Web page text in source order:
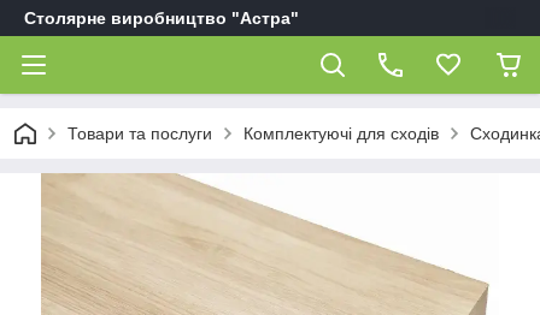
Столярне виробництво "Астра"
Товари та послуги Комплектуючі для сходів